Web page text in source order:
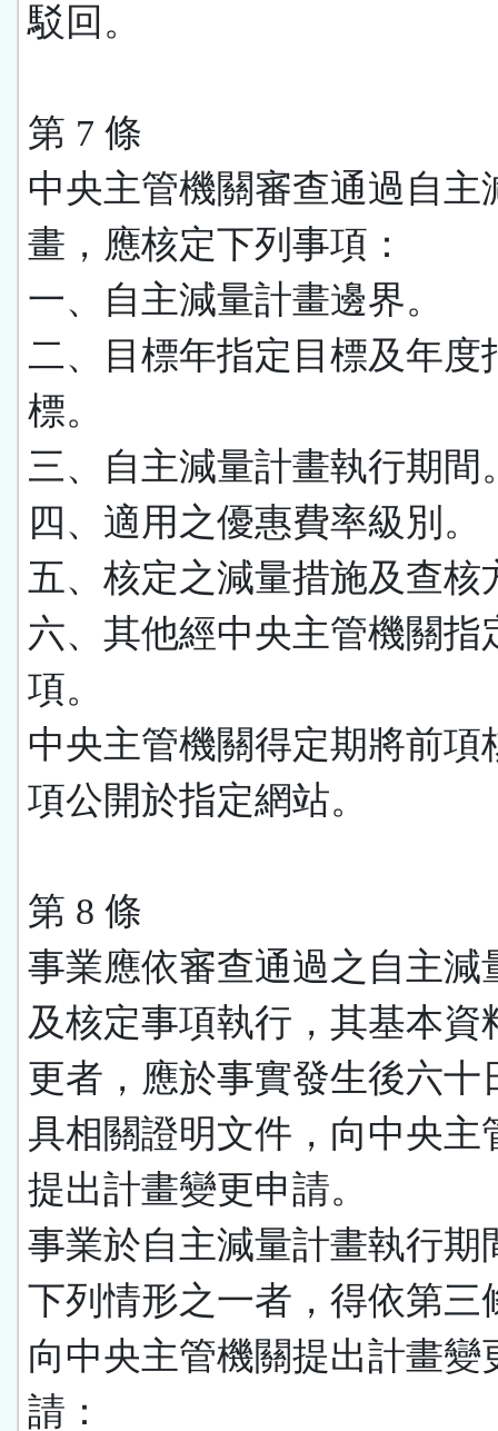
駁回。
第 7 條
中央主管機關審查通過自主
畫，應核定下列事項：
一、自主減量計畫邊界。
二、目標年指定目標及年度
標。
三、自主減量計畫執行期間
四、適用之優惠費率級別。
五、核定之減量措施及查核
六、其他經中央主管機關指
項。
中央主管機關得定期將前項
項公開於指定網站。
第 8 條
事業應依審查通過之自主減
及核定事項執行，其基本資
更者，應於事實發生後六十
具相關證明文件，向中央主
提出計畫變更申請。
事業於自主減量計畫執行期
下列情形之一者，得依第三
向中央主管機關提出計畫變
請：